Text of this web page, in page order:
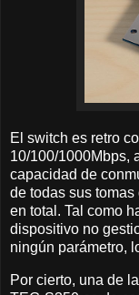
El switch es retro
10/100/1000Mbps,
capacidad de
de todas sus
en total. Tal como
dispositivo no
ningún parámetro,
Por cierto, una de